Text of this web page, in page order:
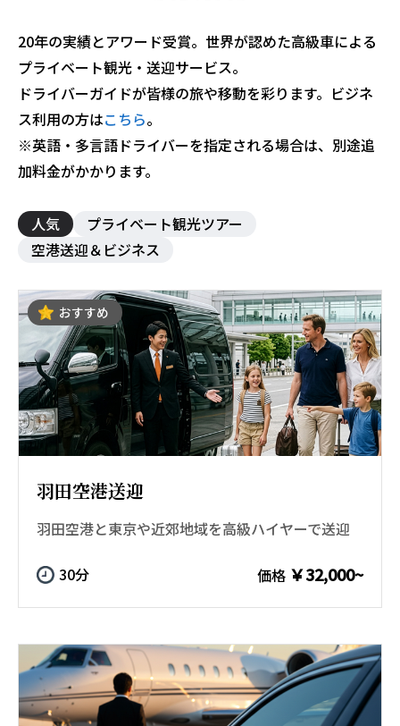
20年の実績とアワード受賞。世界が認めた高級車による
プライベート観光・送迎サービス。
ドライバーガイドが皆様の旅や移動を彩ります。ビジネ
ス利用の方はこちら。
※英語・多言語ドライバーを指定される場合は、別途追
加料金がかかります。
人気
プライベート観光ツアー
空港送迎＆ビジネス
おすすめ
羽田空港送迎
羽田空港と東京や近郊地域を高級ハイヤーで送迎
30分 価格 ￥32,000~